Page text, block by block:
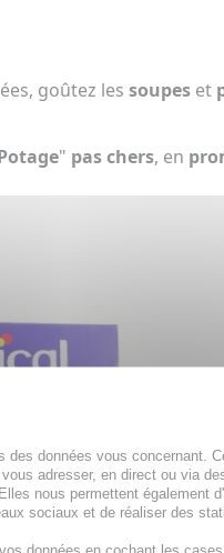
goûtez les soupes et
" pas chers, en
données vous concernant.
adresser, en direct ou via
nous permettent également
sociaux et de réaliser des
données en cochant les